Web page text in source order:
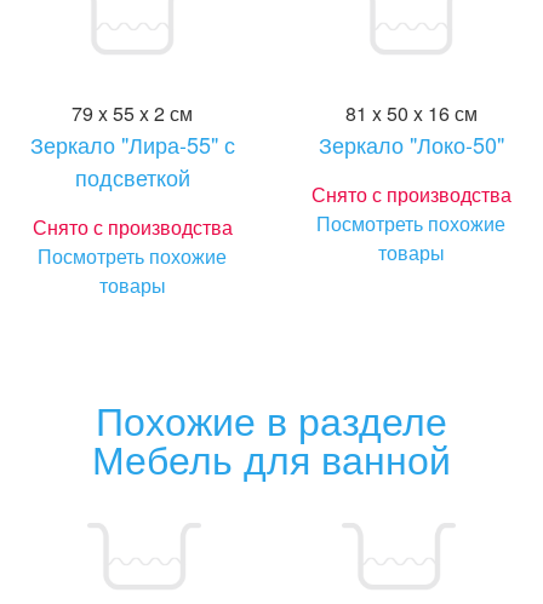
79 x 55 x 2 см
Зеркало "Лира-55" с
подсветкой
Снято с производства
Посмотреть похожие
товары
81 x 50 x 16 см
Зеркало "Локо-50"
Снято с производства
Посмотреть похожие
товары
Похожие в разделе
Мебель для ванной